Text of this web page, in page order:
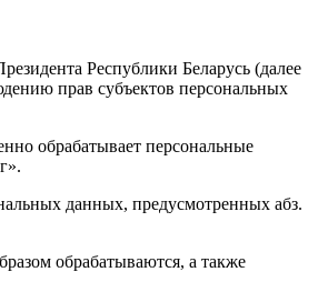
Республики Беларусь (далее
прав субъектов персональных
обрабатывает персональные
данных, предусмотренных абз.
обрабатываются, а также